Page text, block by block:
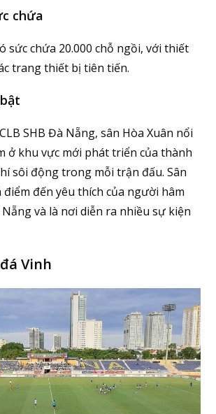
chứa
sức chứa 20.000 chỗ ngồi, với thiết
trang thiết bị tiên tiến.
SHB Đà Nẵng, sân Hòa Xuân nổi
ở khu vực mới phát triển của thành
sôi động trong mỗi trận đấu. Sân
điểm đến yêu thích của người hâm
và là nơi diễn ra nhiều sự kiện
Vinh